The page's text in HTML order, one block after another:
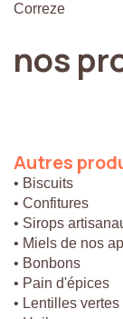
Correze
nos
Autres
• Biscuits
• Confitures
• Sirops
• Miels de nos
• Bonbons
• Pain d'épices
• Lentilles